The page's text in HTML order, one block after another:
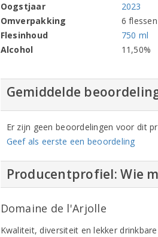
Oogstjaar
2023
Omverpakking
6 flessen
Flesinhoud
750 ml
Alcohol
11,50%
Gemiddelde
Er zijn geen beoordelingen voor dit
Geef als eerste een beoordeling
Producentprofiel: Wie
Domaine de l'Arjolle
Kwaliteit, diversiteit en lekker